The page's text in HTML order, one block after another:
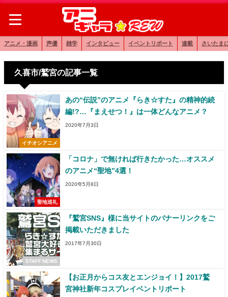
アニメ・漫画 声優 雑学 インタビュー イベントリポート 連載 さいたま
久喜市/鷲宮の記事一覧
イチオシアニメ
あの“伝説”のアニメ『らき☆すた』の精神的続
編!?…『まえせつ！』は一体どんなアニメ？
2020年7月3日
聖地巡礼
「コロナ」で無ければ行きたかった…オススメ
のアニメ“聖地”4選！
2020年5月8日
STAFF NEWS
『鷲宮SNS』様に当サイトのバナーリンクをご
掲載いただきました
2017年7月30日
【お正月からコス友とエンジョイ！】2017鷲
宮神社新年コスプレイベントリポート